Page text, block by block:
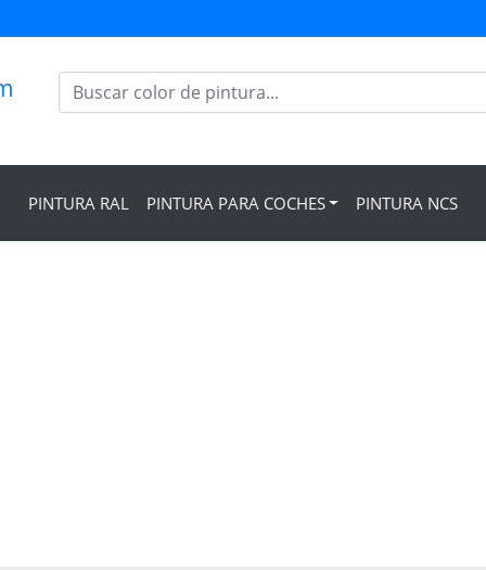
PINTURA RAL PINTURA PARA COCHES PINTURA NCS